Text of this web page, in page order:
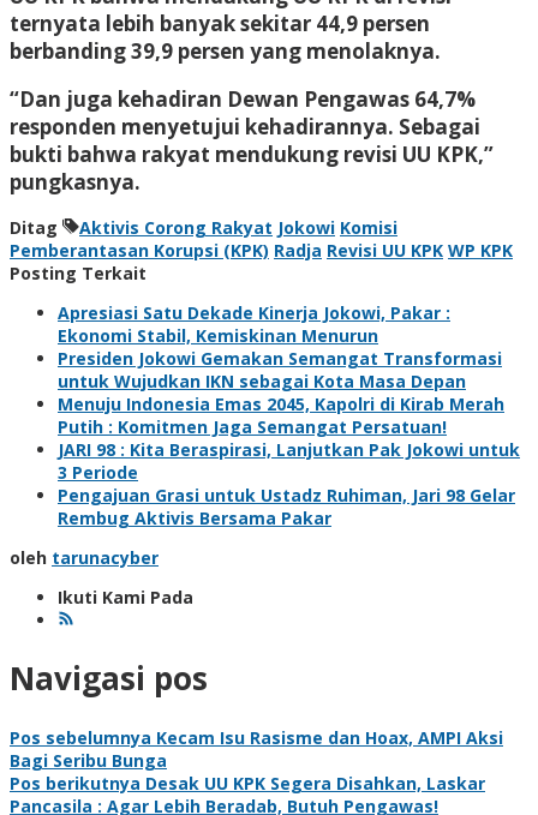
ternyata lebih banyak sekitar 44,9 persen
berbanding 39,9 persen yang menolaknya.
“Dan juga kehadiran Dewan Pengawas 64,7%
responden menyetujui kehadirannya. Sebagai
bukti bahwa rakyat mendukung revisi UU KPK,”
pungkasnya.
Ditag Aktivis Corong Rakyat Jokowi Komisi
Pemberantasan Korupsi (KPK) Radja Revisi UU KPK WP KPK
Posting Terkait
Apresiasi Satu Dekade Kinerja Jokowi, Pakar :
Ekonomi Stabil, Kemiskinan Menurun
Presiden Jokowi Gemakan Semangat Transformasi
untuk Wujudkan IKN sebagai Kota Masa Depan
Menuju Indonesia Emas 2045, Kapolri di Kirab Merah
Putih : Komitmen Jaga Semangat Persatuan!
JARI 98 : Kita Beraspirasi, Lanjutkan Pak Jokowi untuk
3 Periode
Pengajuan Grasi untuk Ustadz Ruhiman, Jari 98 Gelar
Rembug Aktivis Bersama Pakar
oleh tarunacyber
Ikuti Kami Pada
Navigasi pos
Pos sebelumnya Kecam Isu Rasisme dan Hoax, AMPI Aksi
Bagi Seribu Bunga
Pos berikutnya Desak UU KPK Segera Disahkan, Laskar
Pancasila : Agar Lebih Beradab, Butuh Pengawas!